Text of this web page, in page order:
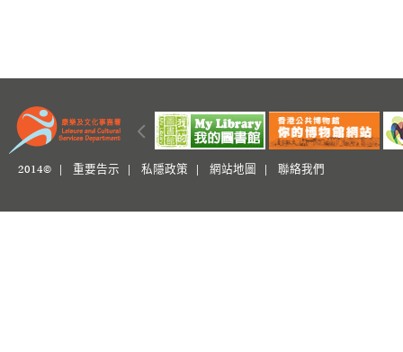
2014© | 重要告示 私隱政策 網站地圖 聯絡我們